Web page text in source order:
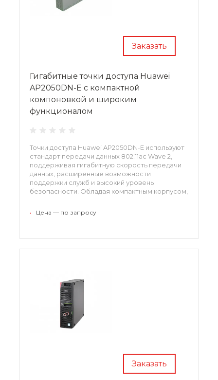
Заказать
Гигабитные точки доступа Huawei
AP2050DN-E с компактной
компоновкой и широким
функционалом
Точки доступа Huawei AP2050DN-E используют
стандарт передачи данных 802.11ac Wave 2,
поддерживая гигабитную скорость передачи
данных, расширенные возможности
поддержки служб и высокий уровень
безопасности. Обладая компактным корпусом,
небольших офисов.
• Цена — по запросу
Заказать